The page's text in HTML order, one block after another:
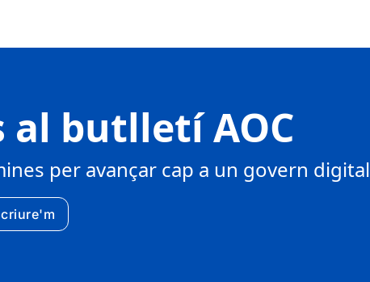
al butlletí AOC
per avançar cap a un govern digital